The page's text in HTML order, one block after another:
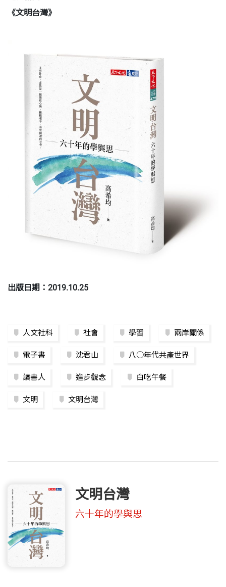
《文明台灣》
出版日期：2019.10.25
人文社科 社會 學習 兩岸關係
電子書 沈君山 八○年代共產世界
讀書人 進步觀念 白吃午餐
文明 文明台灣
文明台灣
六十年的學與思